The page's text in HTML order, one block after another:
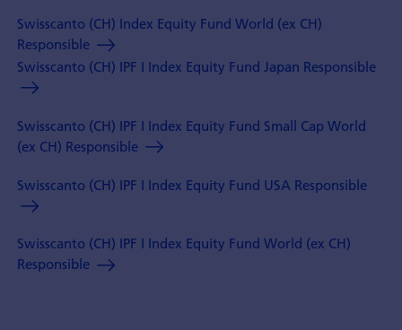
Swisscanto (CH) Index Equity Fund World (ex CH)
Responsible
Swisscanto (CH) IPF I Index Equity Fund Japan Responsible
Swisscanto (CH) IPF I Index Equity Fund Small Cap World
(ex CH) Responsible
Swisscanto (CH) IPF I Index Equity Fund USA Responsible
Swisscanto (CH) IPF I Index Equity Fund World (ex CH)
Responsible